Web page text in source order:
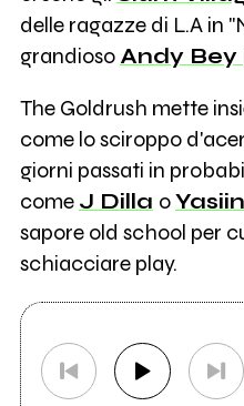
delle ragazze di L.A in
grandioso Andy Bey
The Goldrush mette
come lo sciroppo
giorni passati in
come J Dilla o
sapore old school per
schiacciare play.